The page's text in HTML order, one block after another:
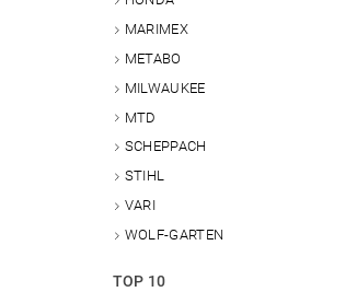
MARIMEX
METABO
MILWAUKEE
MTD
SCHEPPACH
STIHL
VARI
WOLF-GARTEN
TOP 10